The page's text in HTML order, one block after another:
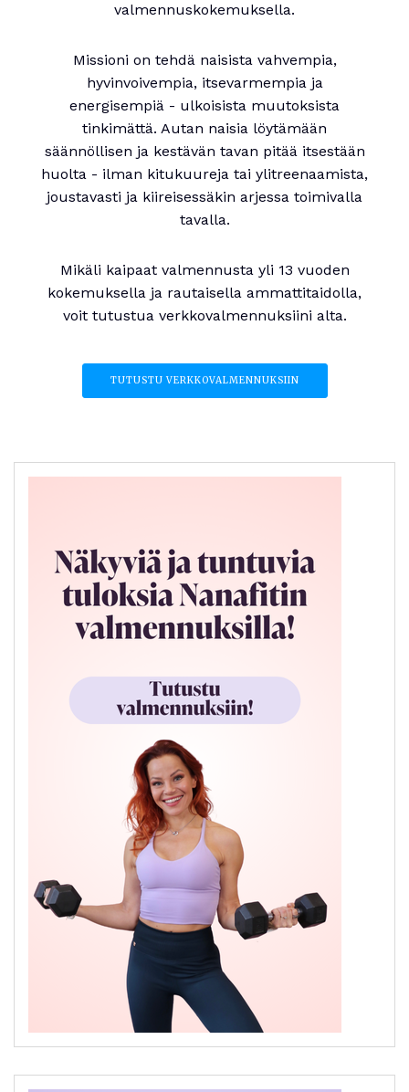
valmennuskokemuksella.
Missioni on tehdä naisista vahvempia,
hyvinvoivempia, itsevarmempia ja
energisempiä - ulkoisista muutoksista
tinkimättä. Autan naisia löytämään
säännöllisen ja kestävän tavan pitää itsestään
huolta - ilman kitukuureja tai ylitreenaamista,
joustavasti ja kiireisessäkin arjessa toimivalla
tavalla.
Mikäli kaipaat valmennusta yli 13 vuoden
kokemuksella ja rautaisella ammattitaidolla,
voit tutustua verkkovalmennuksiini alta.
TUTUSTU VERKKOVALMENNUKSIIN